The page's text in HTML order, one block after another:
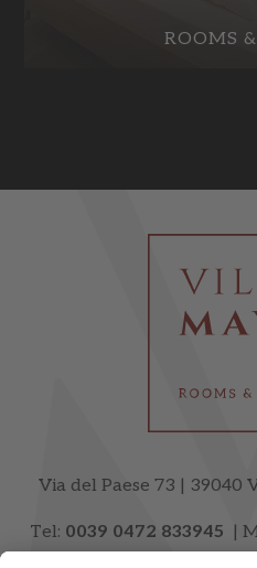
ROOMS
Via del Paese 73 | 39040
Tel: 0039 0472 833945 |